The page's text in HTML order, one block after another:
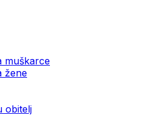
muškarce
žene
obitelj